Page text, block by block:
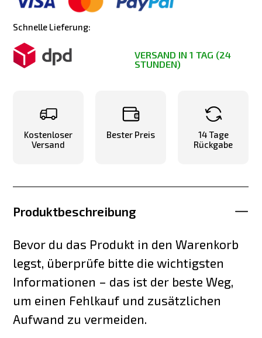
Schnelle Lieferung:
VERSAND IN 1 TAG (24
STUNDEN)
Kostenloser
Versand
Bester Preis
14 Tage
Rückgabe
Produktbeschreibung
Bevor du das Produkt in den Warenkorb
legst, überprüfe bitte die wichtigsten
Informationen – das ist der beste Weg,
um einen Fehlkauf und zusätzlichen
Aufwand zu vermeiden.